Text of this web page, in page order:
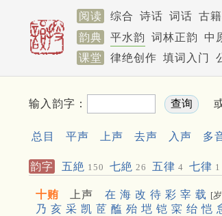
阅读 综合 诗话 词话 古
韵典
平水韵 词林正韵 中
课堂
律绝创作 填词入门
输入韵字： 或
总目 平声 上声 去声 入声 多
韵字 五絶 150 七絶 26 五律 4 七律 1
十贿 上声 在 海 改 待 彩 宰 载 [
乃 亥 采 凯 茝 醢 殆 垲 铠 寀 绐 恺